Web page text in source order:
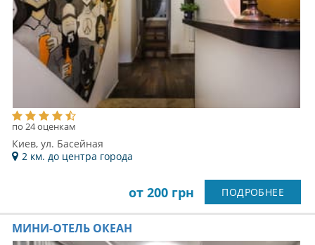
по 24 оценкам
Киев, ул. Басейная
2 км. до центра города
от 200 грн ПОДРОБНЕЕ
МИНИ-ОТЕЛЬ ОКЕАН